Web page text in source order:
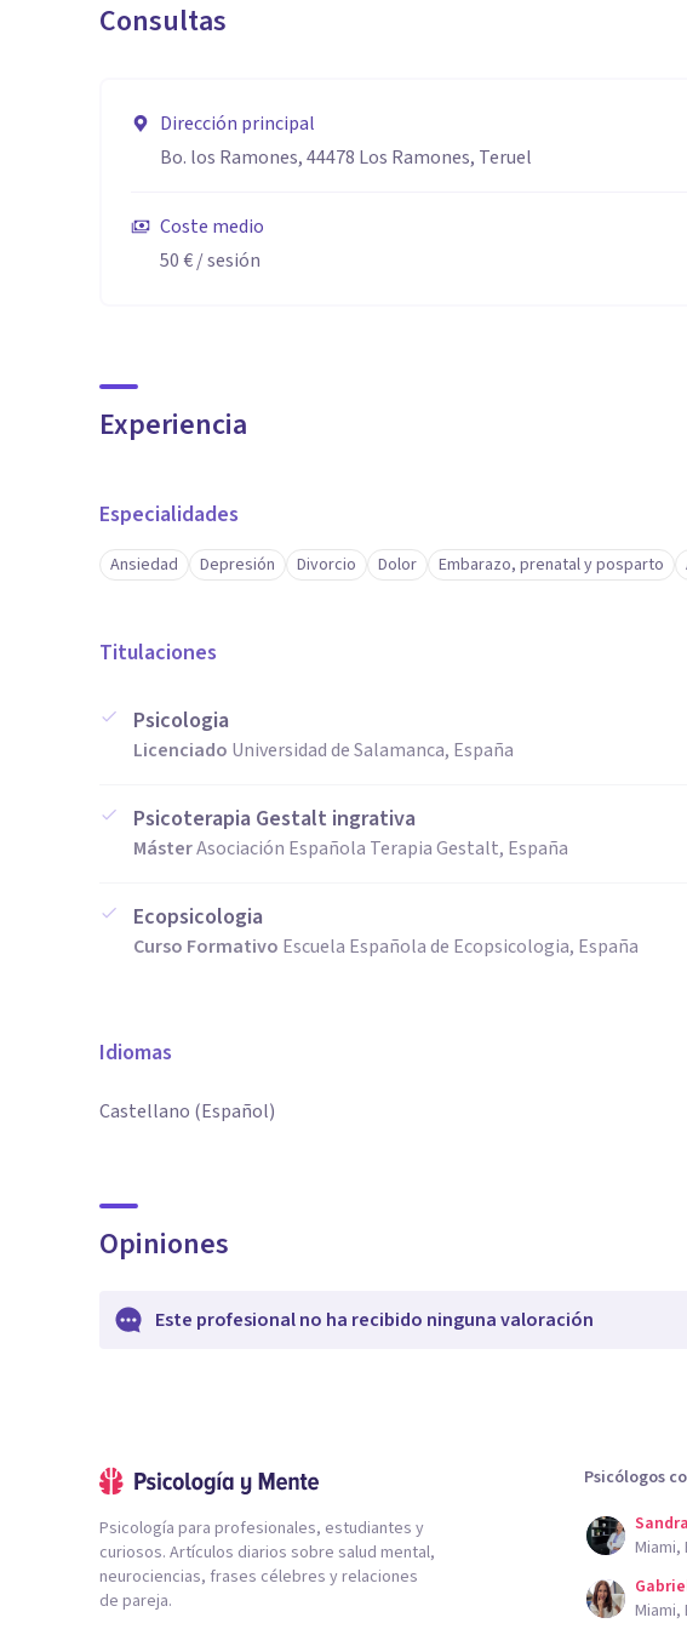
Consultas
Dirección principal
Bo. los Ramones, 44478 Los Ramones, Teruel
Coste medio
50 €/ sesión
Experiencia
Especialidades
Ansiedad Depresión Divorcio Dolor Embarazo, prenatal y posparto
Titulaciones
Psicologia
Licenciado Universidad de Salamanca, España
Psicoterapia Gestalt ingrativa
MásterAsociación Española Terapia Gestalt, España
Ecopsicologia
Curso Formativo Escuela Española de Ecopsicologia, España
Idiomas
Castellano (Español)
Opiniones
Este profesional no ha recibido ninguna valoración
Psicología para profesionales, estudiantes y
curiosos. Artículos diarios sobre salud mental,
neurociencias, frases célebres y relaciones
de pareja.
Psicólogos
Miami,
Miami,